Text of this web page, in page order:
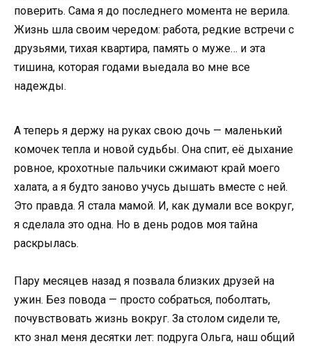
поверить. Сама я до последнего момента не верила.
Жизнь шла своим чередом: работа, редкие встречи с
друзьями, тихая квартира, память о муже… и эта
тишина, которая годами выедала во мне все
надежды.
А теперь я держу на руках свою дочь — маленький
комочек тепла и новой судьбы. Она спит, её дыхание
ровное, крохотные пальчики сжимают край моего
халата, а я будто заново учусь дышать вместе с ней.
Это правда. Я стала мамой. И, как думали все вокруг,
я сделала это одна. Но в день родов моя тайна
раскрылась.
Пару месяцев назад я позвала близких друзей на
ужин. Без повода — просто собраться, поболтать,
почувствовать жизнь вокруг. За столом сидели те,
кто знал меня десятки лет: подруга Ольга, наш общий